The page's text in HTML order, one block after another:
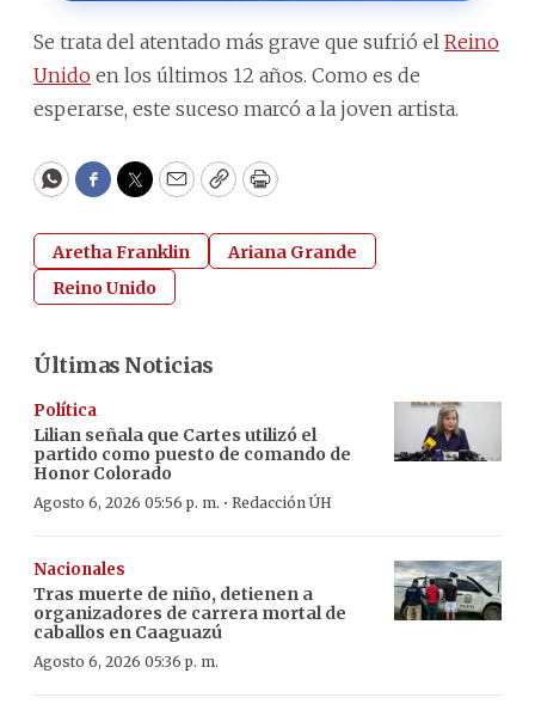
Se trata del atentado más grave que sufrió el Reino
Unido en los últimos 12 años. Como es de
esperarse, este suceso marcó a la joven artista.
WhatsApp
Facebook
Twitter
EmailCopyPrint
Aretha Franklin
Ariana Grande
Reino Unido
Últimas Noticias
Política
Lilian señala que Cartes utilizó el
partido como puesto de comando de
Honor Colorado
Agosto 6, 2026 05:56 p. m. · Redacción ÚH
Nacionales
Tras muerte de niño, detienen a
organizadores de carrera mortal de
caballos en Caaguazú
Agosto 6, 2026 05:36 p. m.